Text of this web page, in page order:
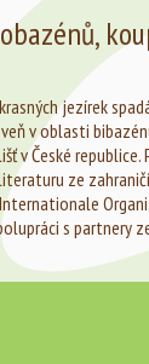
jezírek
v oblasti
v České
ze
s partnery